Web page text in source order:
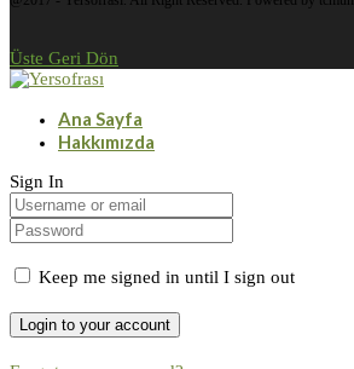
Üste Geri Dön
Ana Sayfa
Hakkımızda
Sign In
Keep me signed in until I sign out